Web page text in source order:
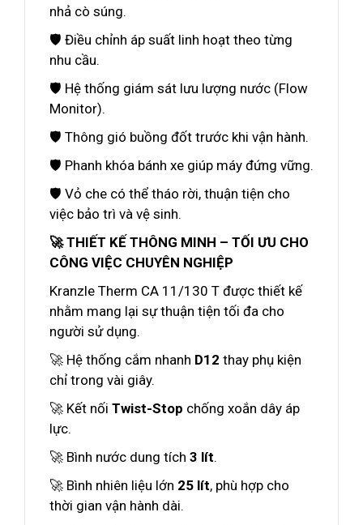
nhả cò súng.
🛡️ Điều chỉnh áp suất linh hoạt theo từng
nhu cầu.
🛡️ Hệ thống giám sát lưu lượng nước (Flow
Monitor).
🛡️ Thông gió buồng đốt trước khi vận hành.
🛡️ Phanh khóa bánh xe giúp máy đứng vững.
🛡️ Vỏ che có thể tháo rời, thuận tiện cho
việc bảo trì và vệ sinh.
🚀 THIẾT KẾ THÔNG MINH – TỐI ƯU CHO
CÔNG VIỆC CHUYÊN NGHIỆP
Kranzle Therm CA 11/130 T được thiết kế
nhằm mang lại sự thuận tiện tối đa cho
người sử dụng.
🚀 Hệ thống cắm nhanh D12 thay phụ kiện
chỉ trong vài giây.
🚀 Kết nối Twist-Stop chống xoắn dây áp
lực.
🚀 Bình nước dung tích 3 lít.
🚀 Bình nhiên liệu lớn 25 lít, phù hợp cho
thời gian vận hành dài.